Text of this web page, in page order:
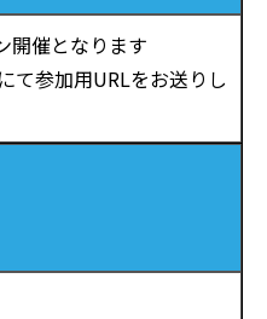
開催となります
て参加用URLをお送りし